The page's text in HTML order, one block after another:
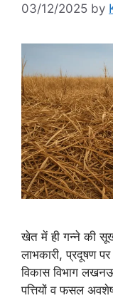
03/12/2025 by
खेत में ही गन्ने की
लाभकारी, प्रदूषण
विकास विभाग
पत्तियों व फसल